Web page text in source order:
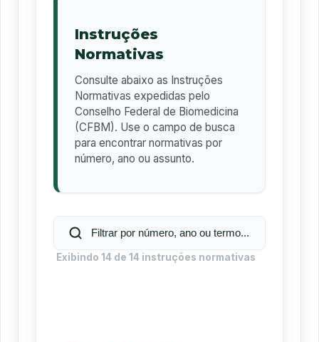
Instruções
Normativas
Consulte abaixo as Instruções
Normativas expedidas pelo
Conselho Federal de Biomedicina
(CFBM). Use o campo de busca
para encontrar normativas por
número, ano ou assunto.
Exibindo 14 de 14 instruções normativas